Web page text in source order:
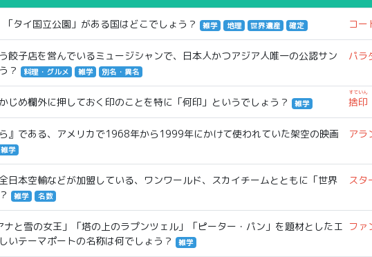
タイ国立公園」がある国はどこでしょう？ 雑学 地理 世界遺産 確定 コー
餃子店を営んでいるミュージシャンで、日本人かつアジア人唯一の公認サン
？
料理・グルメ 雑学 別名・異名
パラ
じめ欄外に押しておく印のことを特に「何印」というでしょう？ 雑学 捨印
すていん
』である、アメリカで1968年から1999年にかけて使われていた架空の映画
雑学
アラ
日本空輸などが加盟している、ワンワールド、スカイチームとともに「世界
雑学 名数
スタ
と雪の女王」「塔の上のラプンツェル」「ピーター・パン」を題材としたエ
いテーマポートの名称は何でしょう？
雑学
ファ